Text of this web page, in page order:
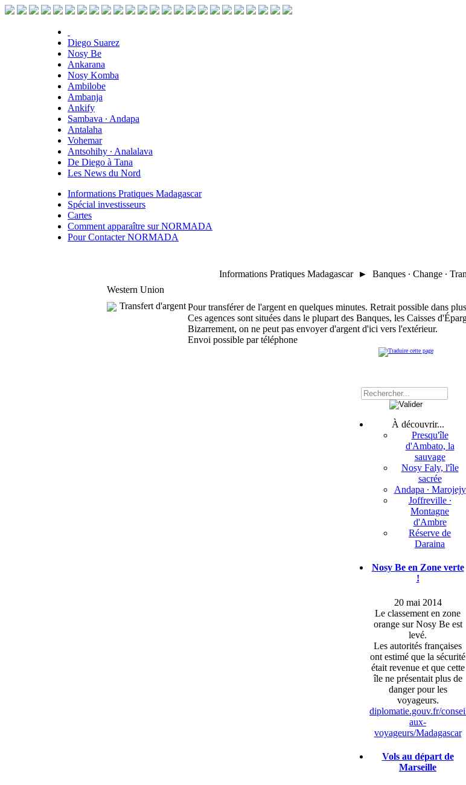
Diego Suarez
Nosy Be
Ankarana
Nosy Komba
Ambilobe
Ambanja
Ankify
Sambava ∙ Andapa
Antalaha
Vohemar
Antsohihy ∙ Analalava
De Diego à Tana
Les News du Nord
Informations Pratiques Madagascar
Spécial investisseurs
Cartes
Comment apparaître sur NORMADA
Pour Contacter NORMADA
Informations Pratiques Madagascar ► Banques ∙ Change ∙
Western Union
Transfert d'argentPour transférer de l'argent en quelques minutes. Retrait possible dans
Ces agences sont situées dans le plupart des Banques, les Caisses
Bizarrement, on ne peut pas envoyer d'argent d'ici vers l'extérieur.
Envoi possible par téléphone
À découvrir...
Presqu'île
d'Ambato, la
sauvage
Nosy Faly, l'île
sacrée
Andapa ∙ Marojejy
Joffreville ∙
Montagne
d'Ambre
Réserve de
Daraina
Nosy Be en Zone verte
!
20 mai 2014
Le classement en zone
orange sur Nosy Be est
levé.
Les autorités françaises
ont estimé que la sécurité
était revenue et que cette
île ne présentait plus de
danger pour les
voyageurs.
diplomatie.gouv.fr/
aux-
voyageurs/Madagascar
Vols au départ de
Marseille